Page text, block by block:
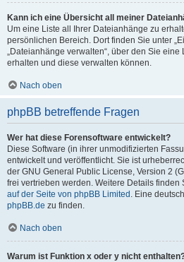
Kann ich eine Übersicht all meiner
Um eine Liste all Ihrer Dateianhänge zu
persönlichen Bereich. Dort finden Sie unter
„Dateianhänge verwalten“, über den Sie
erhalten und diese verwalten können.
Nach oben
phpBB betreffende Fragen
Wer hat diese Forensoftware entwickelt?
Diese Software (in ihrer unmodifizierten
entwickelt und veröffentlicht. Sie ist
der GNU General Public License, Version 2
frei vertrieben werden. Weitere Details finden
auf der Seite von phpBB Limited . Eine
phpBB.de zu finden.
Nach oben
Warum ist Funktion x oder y nicht